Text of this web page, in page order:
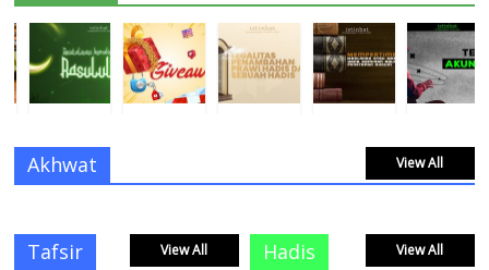
Akhwat View All
Tafsir View All Hadis View All